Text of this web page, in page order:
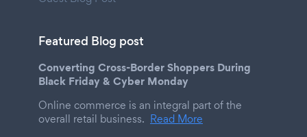
Featured Blog post
Converting Cross-Border Shoppers During
Black Friday & Cyber Monday
Online commerce is an integral part of the
overall retail business. Read More